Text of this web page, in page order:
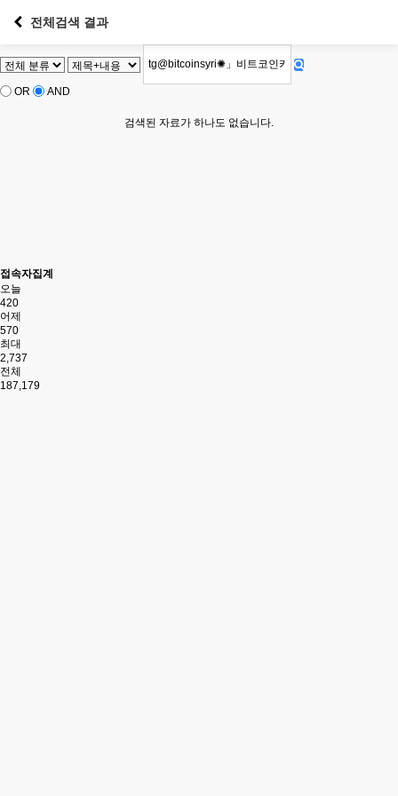
전체검색 결과
OR AND
검색된 자료가 하나도 없습니다.
접속자집계
오늘
420
어제
570
최대
2,737
전체
187,179